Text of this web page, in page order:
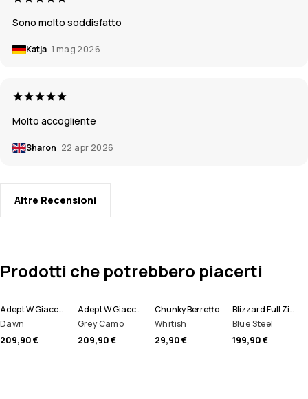
Sono molto soddisfatto
Katja 1 mag 2026
Molto accogliente
Sharon 22 apr 2026
Altre Recensioni
Prodotti che potrebbero piacerti
Adept W Giacca Snowboard Donna
Dawn
209,90 €
Adept W Giacca Snowboard Donna
Grey Camo
209,90 €
Chunky Berretto
Whitish
29,90 €
Blizzard Full Zip Giacca Snowboard Uomo
Blue Steel
199,90 €